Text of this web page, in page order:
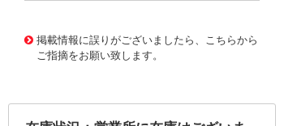
掲載情報に誤りがございましたら、こちらから
ご指摘をお願い致します。